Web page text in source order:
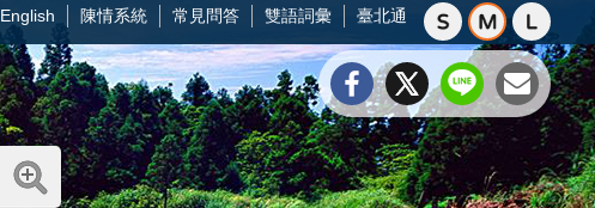
English 陳情系統 常見問答 雙語詞彙 臺北通